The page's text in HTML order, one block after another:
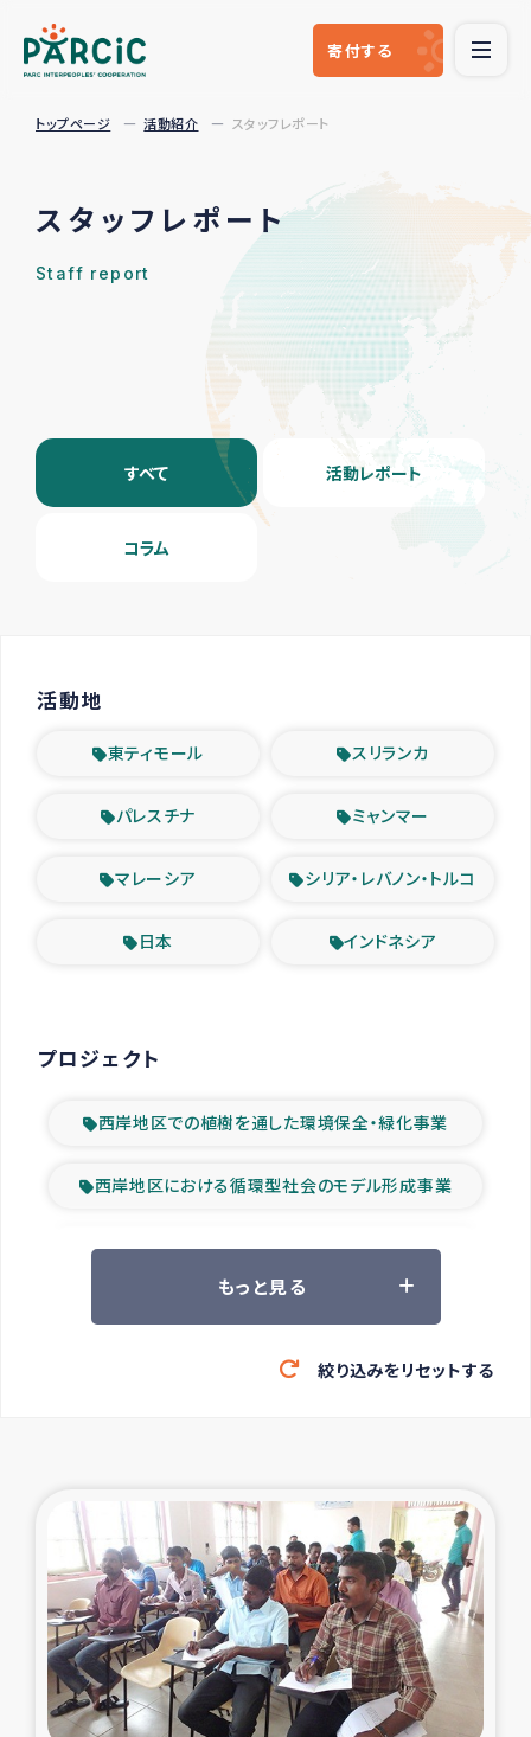
寄付する
トップページ 活動紹介 スタッフレポート
スタッフレポート
Staff report
すべて 活動レポート
コラム
活動地
東ティモール スリランカ
パレスチナ ミャンマー
マレーシア シリア・レバノン・トルコ
日本 インドネシア
プロジェクト
西岸地区での植樹を通した環境保全・緑化事業
西岸地区における循環型社会のモデル形成事業
ツアー参加者の声
緊急救援の時代
東ティモール豪雨緊急支援
大雨による洪水被災者支援
カカオ生産者支援事業
シリア国内避難民・帰還民の生活再建支援
もっと見る
絞り込みをリセットする